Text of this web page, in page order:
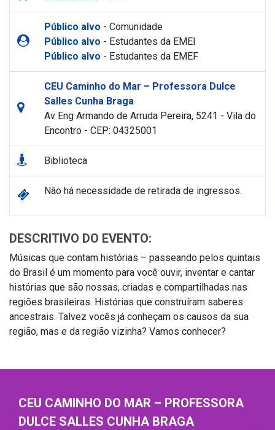
Público alvo - Comunidade
Público alvo - Estudantes da EMEI
Público alvo - Estudantes da EMEF
CEU Caminho do Mar – Professora Dulce
Salles Cunha Braga
Av Eng Armando de Arruda Pereira, 5241 - Vila do
Encontro - CEP: 04325001
Biblioteca
Não há necessidade de retirada de ingressos.
DESCRITIVO DO EVENTO:
Músicas que contam histórias – passeando pelos quintais
do Brasil é um momento para você ouvir, inventar e cantar
histórias que são nossas, criadas e compartilhadas nas
regiões brasileiras. Histórias que construíram saberes
ancestrais. Talvez vocês já conheçam os causos da sua
região, mas e da região vizinha? Vamos conhecer?
CEU CAMINHO DO MAR – PROFESSORA
DULCE SALLES CUNHA BRAGA